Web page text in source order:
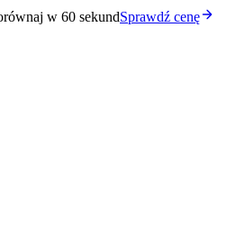
w 60 sekundSprawdź cenę